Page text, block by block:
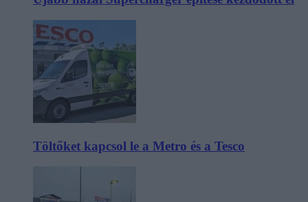
Töltőket kapcsol le a Metro és a Tesco